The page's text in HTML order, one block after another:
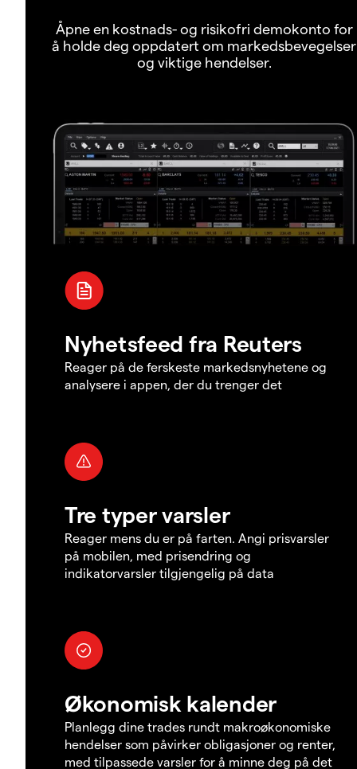
Åpne en kostnads- og risikofri demokonto for
å holde deg oppdatert om markedsbevegelser
og viktige hendelser.
Nyhetsfeed fra Reuters
Reager på de ferskeste markedsnyhetene og
analysere i appen, der du trenger det
Tre typer varsler
Reager mens du er på farten. Angi prisvarsler
på mobilen, med prisendring og
indikatorvarsler tilgjengelig på data
Økonomisk kalender
Planlegg dine trades rundt makroøkonomiske
hendelser som påvirker obligasjoner og renter,
med tilpassede varsler for å minne deg på det